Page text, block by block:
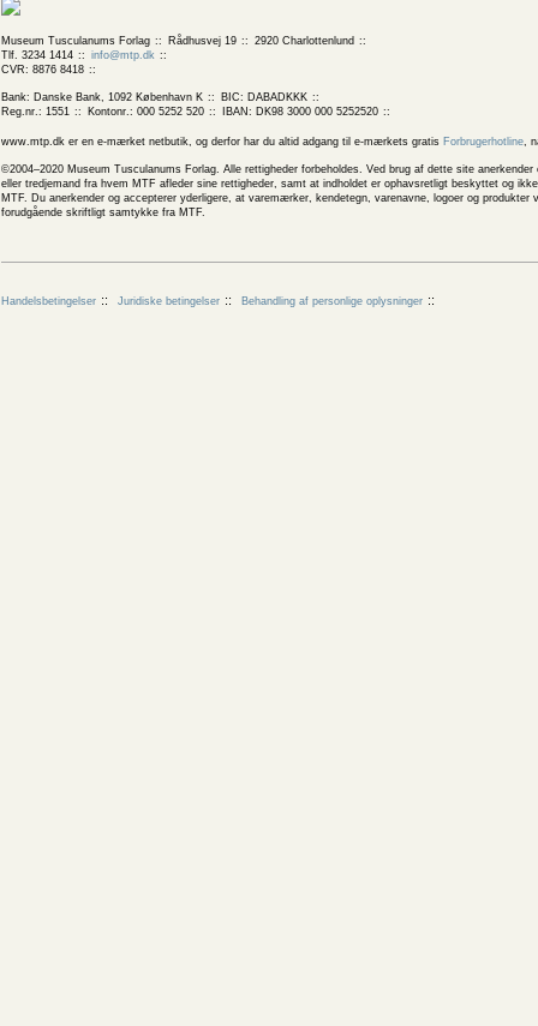
Museum Tusculanums Forlag Rådhusvej 19
2920 Charlottenlund
Tlf. 3234 1414
info@mtp.dk
CVR: 8876 8418
Bank: Danske Bank, 1092 København K
BIC: DABADKKK
Reg.nr.: 1551
Kontonr.: 000 5252 520 IBAN: DK98 3000 000 5252520
www.mtp.dk er en e-mærket netbutik, og derfor har du altid adgang til e-mærkets gratis Forbrugerhotline,
©2004–2020 Museum Tusculanums Forlag. Alle rettigheder forbeholdes. Ved brug af dette site
eller tredjemand fra hvem MTF afleder sine rettigheder, samt at indholdet er ophavsretligt beskyttet og
MTF. Du anerkender og accepterer yderligere, at varemærker, kendetegn, varenavne, logoer og
forudgående skriftligt samtykke fra MTF.
Handelsbetingelser Juridiske betingelser Behandling af personlige oplysninger